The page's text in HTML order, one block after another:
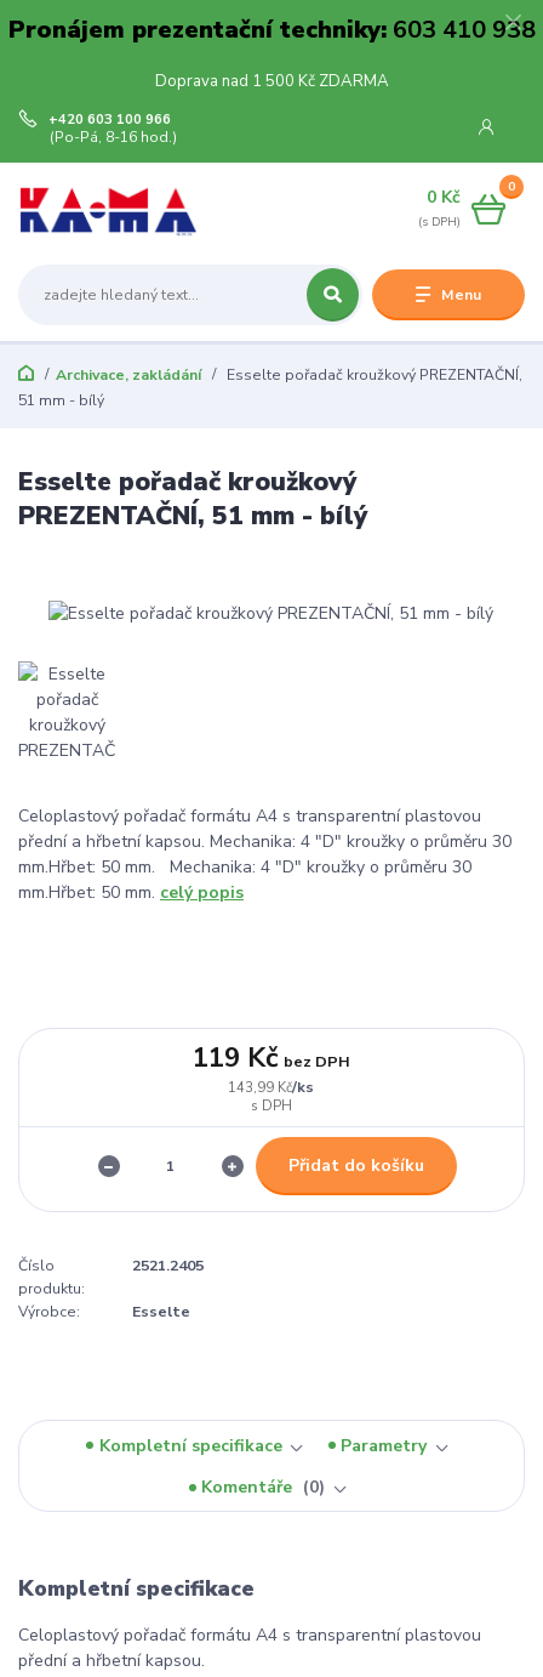
Pronájem prezentační techniky:603 410 938
Doprava nad 1 500 Kč ZDARMA
Menu
+420 603 100 966
(Po-Pá, 8-16 hod.)
0
0 Kč
Archivace, zakládání
Esselte pořadač kroužkový PREZENTAČNÍ,
51 mm - bílý
Esselte pořadač kroužkový
PREZENTAČNÍ, 51 mm - bílý
Celoplastový pořadač formátu A4 s transparentní plastovou
přední a hřbetní kapsou. Mechanika: 4 "D" kroužky o průměru 30
mm.Hřbet: 50 mm. Mechanika: 4 "D" kroužky o průměru 30
mm.Hřbet: 50 mm. celý popis
143,99 Kč/ks
119 Kč bez DPH
Přidat do košíku
Číslo
produktu:
2521.2405
Výrobce: Esselte
Kompletní specifikace
Parametry
Komentáře
0
Kompletní specifikace
Celoplastový pořadač formátu A4 s transparentní plastovou
přední a hřbetní kapsou.